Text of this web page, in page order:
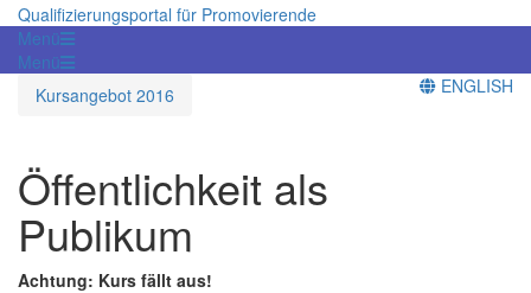
Qualifizierungsportal für Promovierende
Menü
Menü
Kursangebot 2016
ENGLISH
Öffentlichkeit als
Publikum
Achtung: Kurs fällt aus!